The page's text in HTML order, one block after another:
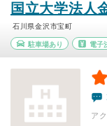
国立大学法人
石川県金沢市宝町
駐車場あり 電子
ア